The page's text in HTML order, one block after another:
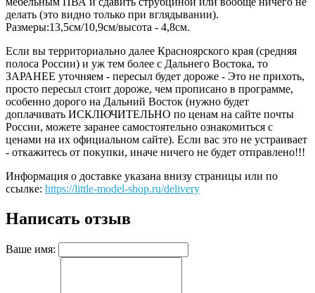
делать (это видно только при вглядывании).
Размеры:13,5см/10,9см/высота - 4,8см.
Если вы территориально далее Красноярского края (средняя
полоса России) и уж тем более с Дальнего Востока, то
ЗАРАНЕЕ уточняем - пересыл будет дороже - Это не прихоть,
просто пересыл стоит дороже, чем прописано в программе,
особенно дорого на Дальний Восток (нужно будет
доплачивать ИСКЛЮЧИТЕЛЬНО по ценам на сайте почты
России, можете заранее самостоятельно ознакомиться с
ценами на их официальном сайте). Если вас это не устраивает
- откажитесь от покупки, иначе ничего не будет отправлено!!!
Информация о доставке указана внизу страницы или по
ссылке: https://little-model-shop.ru/delivery
Написать отзыв
Ваше имя: